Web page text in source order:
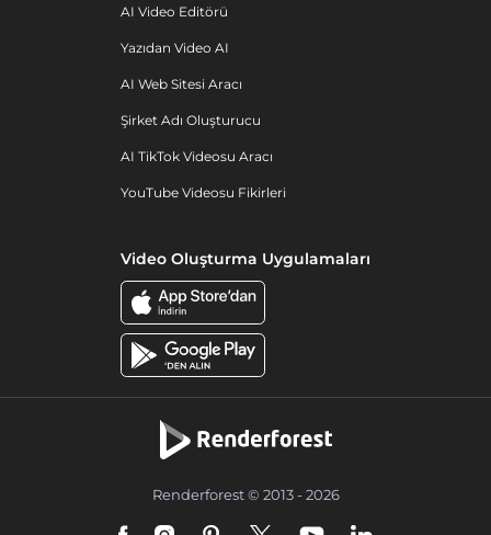
AI Video Editörü
Yazıdan Video AI
AI Web Sitesi Aracı
Şirket Adı Oluşturucu
AI TikTok Videosu Aracı
YouTube Videosu Fikirleri
Video Oluşturma Uygulamaları
Renderforest © 2013 - 2026